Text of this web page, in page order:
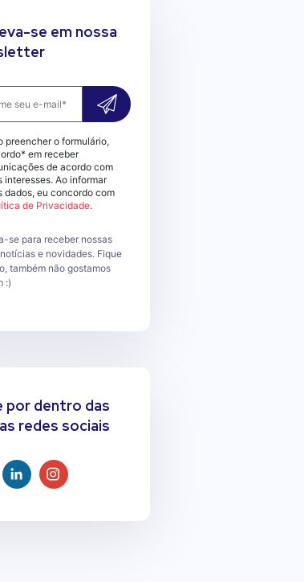
se em nossa
preencher o formulário,
em receber
de acordo com
interesses. Ao informar
dados, eu concordo com
de Privacidade.
se para receber nossas
e novidades. Fique
também não gostamos
:)
por dentro das
redes sociais